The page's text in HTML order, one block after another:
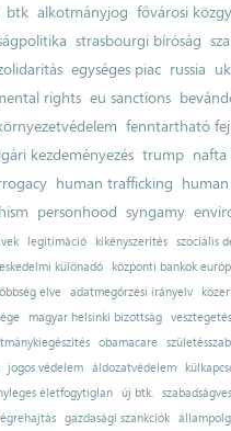
btk alkotmányjog fővárosi
strasbourgi bíróság
egységes piac russia
rights eu sanctions
fenntartható
kezdeményezés trump nafta
human trafficking
personhood syngamy
legitimáció kikényszerítés szociális
különadó
központi bankok
elve adatmegőrzési irányelv
magyar helsinki bizottság
vesztegetés
obamacare
jogos védelem áldozatvédelem
életfogytiglan új btk.
gazdasági szankciók